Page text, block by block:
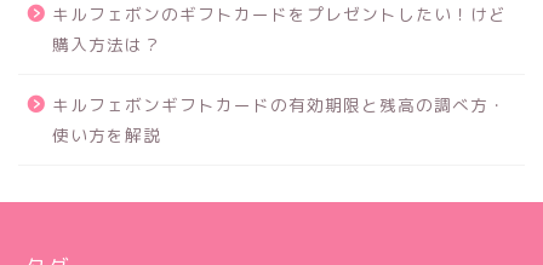
キルフェボンのギフトカードをプレゼントしたい！けど
購入方法は？
キルフェボンギフトカードの有効期限と残高の調べ方・
使い方を解説